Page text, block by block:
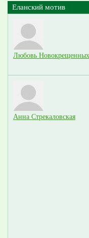
Еланский мотив
Любовь Новокрещенных
Анна Стрекаловская